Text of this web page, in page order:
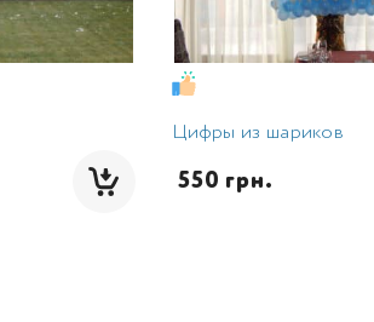
Цифры из шариков
550 грн.